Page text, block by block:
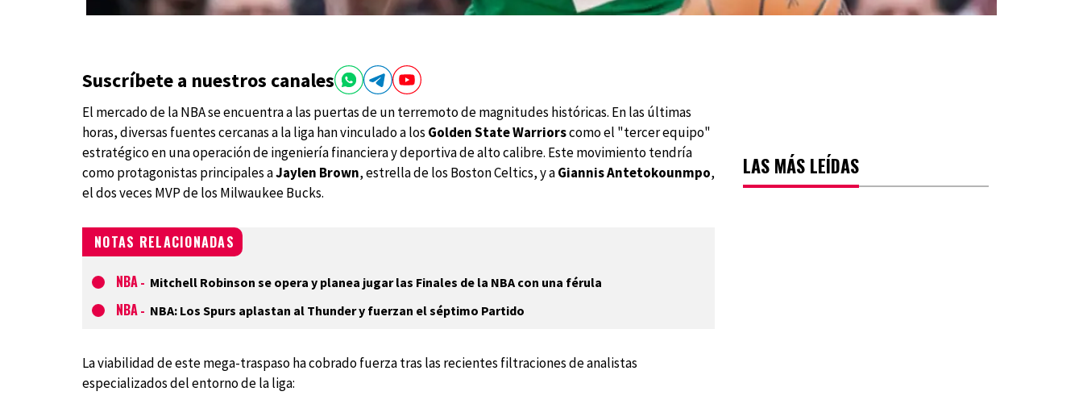
Suscríbete a nuestros canales
El mercado de la NBA se encuentra a las puertas de un terremoto de magnitudes históricas. En las últimas
horas, diversas fuentes cercanas a la liga han vinculado a los Golden State Warriorscomo el "tercer equipo"
estratégico en una operación de ingeniería financiera y deportiva de alto calibre. Este movimiento tendría
como protagonistas principales aJaylen Brown, estrella de los Boston Celtics, y aGiannis Antetokounmpo,
el dos veces MVP de los Milwaukee Bucks.
NOTAS RELACIONADAS
NBA - Mitchell Robinson se opera y planea jugar las Finales de la NBA con una férula
NBA - NBA: Los Spurs aplastan al Thunder y fuerzan el séptimo Partido
La viabilidad de este mega-traspaso ha cobrado fuerza tras las recientes filtraciones de analistas
especializados del entorno de la liga:
LAS MÁS LEÍDAS